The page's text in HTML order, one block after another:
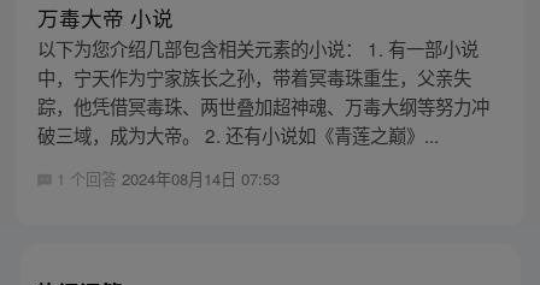
万毒大帝 小说
以下为您介绍几部包含相关元素的小说： 1. 有一部小说
中，宁天作为宁家族长之孙，带着冥毒珠重生，父亲失
踪，他凭借冥毒珠、两世叠加超神魂、万毒大纲等努力冲
破三域，成为大帝。 2. 还有小说如《青莲之巅》...
1 个回答 2024年08月14日 07:53